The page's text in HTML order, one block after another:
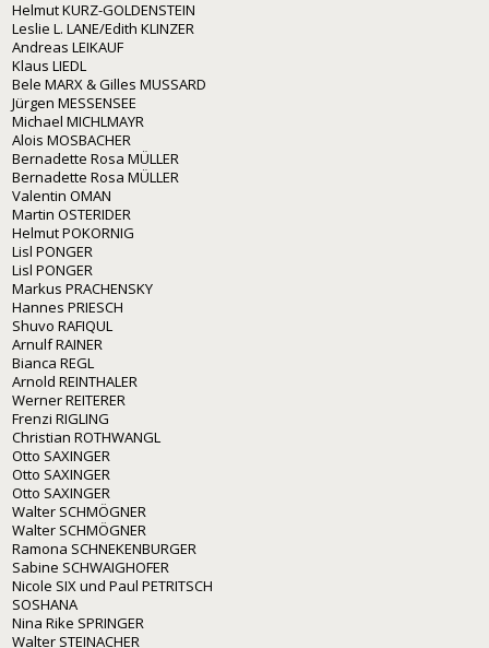
Helmut KURZ-GOLDENSTEIN
Leslie L. LANE/Edith KLINZER
Andreas LEIKAUF
Klaus LIEDL
Bele MARX & Gilles MUSSARD
Jürgen MESSENSEE
Michael MICHLMAYR
Alois MOSBACHER
Bernadette Rosa MÜLLER
Bernadette Rosa MÜLLER
Valentin OMAN
Martin OSTERIDER
Helmut POKORNIG
Lisl PONGER
Lisl PONGER
Markus PRACHENSKY
Hannes PRIESCH
Shuvo RAFIQUL
Arnulf RAINER
Bianca REGL
Arnold REINTHALER
Werner REITERER
Frenzi RIGLING
Christian ROTHWANGL
Otto SAXINGER
Otto SAXINGER
Otto SAXINGER
Walter SCHMÖGNER
Walter SCHMÖGNER
Ramona SCHNEKENBURGER
Sabine SCHWAIGHOFER
Nicole SIX und Paul PETRITSCH
SOSHANA
Nina Rike SPRINGER
Walter STEINACHER